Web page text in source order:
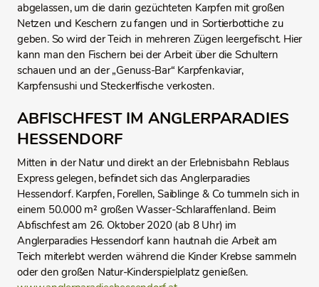
abgelassen, um die darin gezüchteten Karpfen mit großen
Netzen und Keschern zu fangen und in Sortierbottiche zu
geben. So wird der Teich in mehreren Zügen leergefischt. Hier
kann man den Fischern bei der Arbeit über die Schultern
schauen und an der „Genuss-Bar“ Karpfenkaviar,
Karpfensushi und Steckerlfische verkosten.
ABFISCHFEST IM ANGLERPARADIES
HESSENDORF
Mitten in der Natur und direkt an der Erlebnisbahn Reblaus
Express gelegen, befindet sich das Anglerparadies
Hessendorf. Karpfen, Forellen, Saiblinge & Co tummeln sich in
einem 50.000 m² großen Wasser-Schlaraffenland. Beim
Abfischfest am 26. Oktober 2020 (ab 8 Uhr) im
Anglerparadies Hessendorf kann hautnah die Arbeit am
Teich miterlebt werden während die Kinder Krebse sammeln
oder den großen Natur-Kinderspielplatz genießen.